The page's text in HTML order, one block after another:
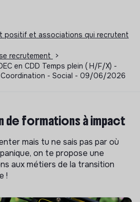
positif et associations qui recrutent
recrutement
>
en CDD Temps plein ( H/F/X) -
Coordination - Social - 09/06/2026
formations à impact
mais tu ne sais pas par où
on te propose une
aux métiers de la transition
!